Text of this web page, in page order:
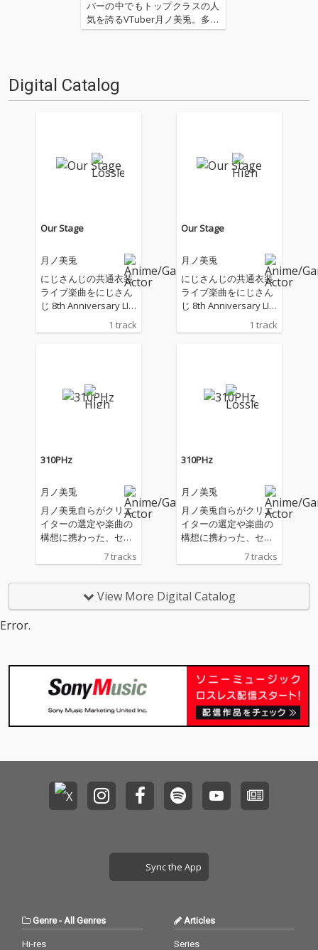
る!
バーの中でもトップクラスの人
気を誇るVTuber月ノ美兎。多様
なカルチャーをエンタメ化する
ァーチュアルの夢をみる』をリ
リース!デビューシングル『…
Digital Catalog
Our Stage
月ノ美兎
にじさんじの共通衣装
ライブ楽曲をにじさん
じ 8th Anniversary LIV
E「CONCERTO」Day1
に出演した女性ライバ
タ、フレン・E・ルス
タリオ、ヤン ナリ、石
1 track
Our Stage
月ノ美兎
にじさんじの共通衣装
ライブ楽曲をにじさん
じ 8th Anniversary LIV
E「CONCERTO」Day1
に出演した女性ライバ
タ、フレン・E・ルス
タリオ、ヤン ナリ、石
1 track
310PHz
月ノ美兎
月ノ美兎自らがクリエ
イターの選定や楽曲の
構想に携わった、セル
フプロデュース色満載
のミニアルバム！
7 tracks
310PHz
月ノ美兎
月ノ美兎自らがクリエ
イターの選定や楽曲の
構想に携わった、セル
フプロデュース色満載
のミニアルバム！
7 tracks
View More Digital Catalog
Error.
Sync the App
Genre- All Genres
Hi-res
Articles
Series